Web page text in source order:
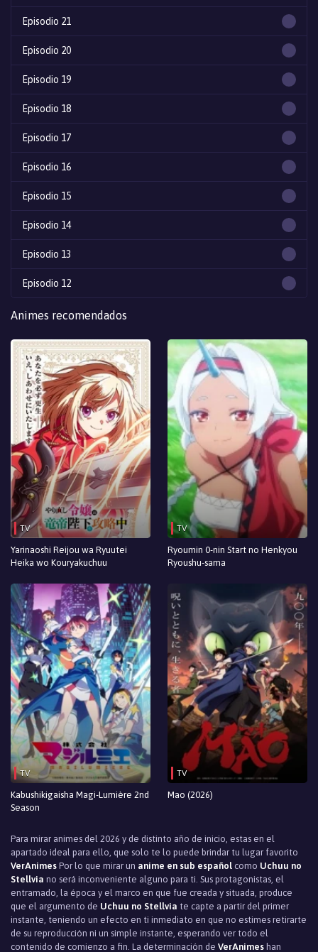
Episodio 21
Episodio 20
Episodio 19
Episodio 18
Episodio 17
Episodio 16
Episodio 15
Episodio 14
Episodio 13
Episodio 12
Episodio 11
Episodio 10
Episodio 9
Episodio 8
Episodio 7
Episodio 6
Episodio 5
Episodio 4
Episodio 3
Episodio 1
Animes recomendados
TV
Yarinaoshi Reijou wa Ryuutei
Heika wo Kouryakuchuu
TV
Ryoumin 0-nin Start no Henkyou
Ryoushu-sama
TV
Kabushikigaisha Magi-Lumière 2nd
Season
TV
Mao (2026)
Para mirar animes del 2026 y de distinto año de inicio, estas en el
apartado ideal para ello, que solo te lo puede brindar tu lugar favorito
VerAnimes Por lo que mirar un anime en sub español como Uchuu no
Stellvia no será inconveniente alguno para ti. Sus protagonistas, el
entramado, la época y el marco en que fue creada y situada, produce
que el argumento de Uchuu no Stellvia te capte a partir del primer
instante, teniendo un efecto en ti inmediato en que no estimes retirarte
de su reproducción ni un simple instante, esperando ver todo el
contenido de comienzo a fin. La determinación de VerAnimes han